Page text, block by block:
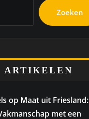
Zoeken
ARTIKELEN
op Maat uit Friesland:
met een